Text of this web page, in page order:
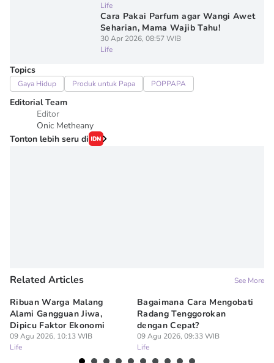
Life
Cara Pakai Parfum agar Wangi Awet
Seharian, Mama Wajib Tahu!
30 Apr 2026, 08:57 WIB
Life
Topics
Gaya Hidup Produk untuk Papa POPPAPA
Editorial Team
Editor
Onic Metheany
Tonton lebih seru di
Related Articles See More
Ribuan Warga Malang
Alami Gangguan Jiwa,
Dipicu Faktor Ekonomi
09 Agu 2026, 10:13 WIB
Life
Bagaimana Cara Mengobati
Radang Tenggorokan
dengan Cepat?
09 Agu 2026, 09:33 WIB
Life